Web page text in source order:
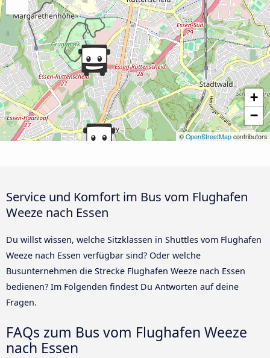
+
−
©OpenStreetMapcontributors
Service und Komfort im Bus vom Flughafen
Weeze nach Essen
Du willst wissen, welche Sitzklassen in Shuttles vom Flughafen
Weeze nach Essen verfügbar sind? Oder welche
Busunternehmen die Strecke Flughafen Weeze nach Essen
bedienen? Im Folgenden findest Du Antworten auf deine
Fragen.
FAQs zum Bus vom Flughafen Weeze
nach Essen